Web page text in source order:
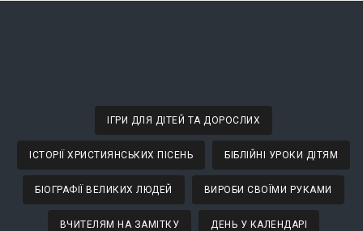
ІГРИ ДЛЯ ДІТЕЙ ТА ДОРОСЛИХ
ІСТОРІЇ ХРИСТИЯНСЬКИХ ПІСЕНЬ БІБЛІЙНІ УРОКИ ДІТЯМ
БІОГРАФІЇ ВЕЛИКИХ ЛЮДЕЙ ВИРОБИ СВОЇМИ РУКАМИ
ВЧИТЕЛЯМ НА ЗАМІТКУ ДЕНЬ У КАЛЕНДАРІ